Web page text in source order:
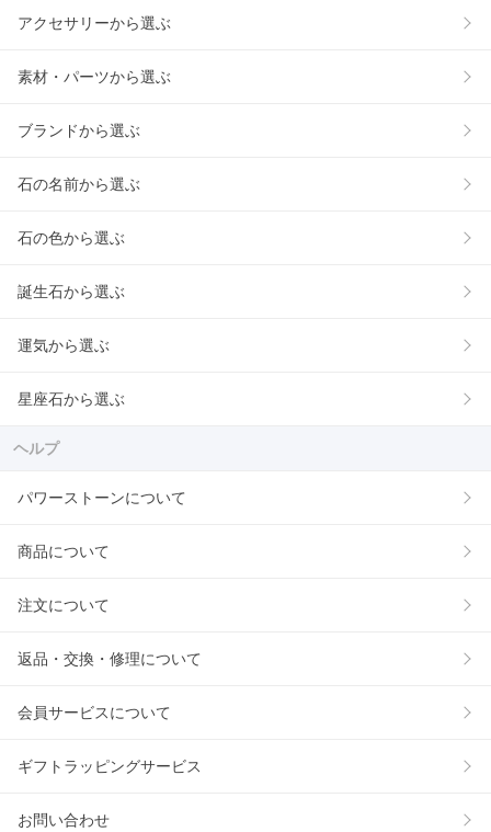
アクセサリーから選ぶ
素材・パーツから選ぶ
ブランドから選ぶ
石の名前から選ぶ
石の色から選ぶ
誕生石から選ぶ
運気から選ぶ
星座石から選ぶ
ヘルプ
パワーストーンについて
商品について
注文について
返品・交換・修理について
会員サービスについて
ギフトラッピングサービス
お問い合わせ